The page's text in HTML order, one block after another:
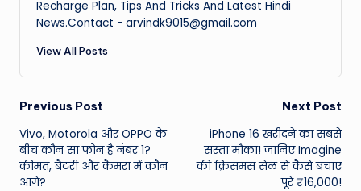
Recharge Plan, Tips And Tricks And Latest Hindi
News.Contact - arvindk9015@gmail.com
View All Posts
Post
navigation
Previous Post
Vivo, Motorola और OPPO के
बीच कौन सा फोन है नंबर 1?
कीमत, बैटरी और कैमरा में कौन
आगे?
Next Post
iPhone 16 खरीदने का सबसे
सस्ता मौका! जानिए Imagine
की क्रिसमस सेल से कैसे बचाएं
पूरे ₹16,000!